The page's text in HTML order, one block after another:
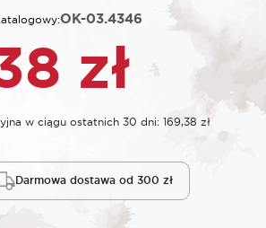
OK-03.4346
zł
w ciągu ostatnich 30 dni: 169,38 zł
Darmowa dostawa od 300 zł